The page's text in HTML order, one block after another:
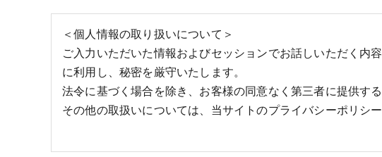
＜個人情報の取り扱いについて＞
ご入力いただいた情報およびセッションでお話しいただく内
に利用し、秘密を厳守いたします。
法令に基づく場合を除き、お客様の同意なく第三者に提供する
その他の取扱いについては、当サイトのプライバシーポリシー